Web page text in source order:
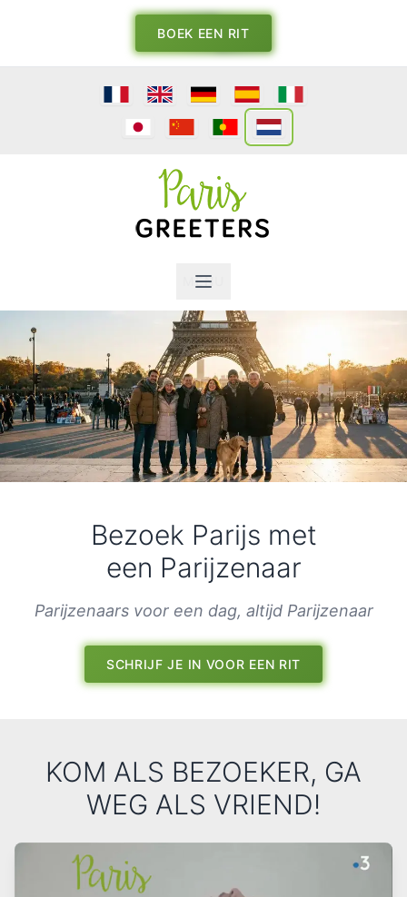
BOEK EEN RIT
MENU
Vertrek als vriend
GRATIS WANDELINGEN IN PARIJS
Bezoek Parijs met
een Parijzenaar
Parijzenaars voor een dag, altijd Parijzenaar
SCHRIJF JE IN VOOR EEN RIT
KOM ALS BEZOEKER, GA
WEG ALS VRIEND!